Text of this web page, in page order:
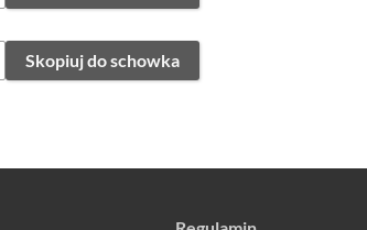
Skopiuj do schowka